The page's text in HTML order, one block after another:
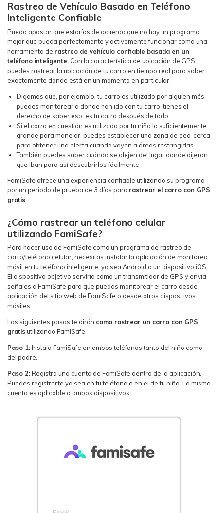
Rastreo de Vehículo Basado en Teléfono
Inteligente Confiable
Puedo apostar que estarías de acuerdo que no hay un programa
mejor que pueda perfectamente y activamente funcionar como una
herramienta de rastreo de vehículo confiable basada en un
teléfono inteligente . Con la característica de ubicación de GPS,
puedes rastrear la ubicación de tu carro en tiempo real para saber
exactamente donde está en un momento en particular.
Digamos que, por ejemplo, tu carro es utilizado por alguien más,
puedes monitorear a donde han ido con tu carro, tienes el
derecho de saber eso, es tu carro después de todo.
Si el carro en cuestión es utilizado por tu niño lo suficientemente
grande para manejar, puedes establecer una zona de geo-cerca
para obtener una alerta cuando vayan a áreas restringidas.
También puedes saber cuándo se alejen del lugar donde dijeron
que iban para así descubrirlos fácilmente.
FamiSafe ofrece una experiencia confiable utilizando su programa
por un periodo de prueba de 3 días para rastrear el carro con GPS
gratis.
¿Cómo rastrear un teléfono celular
utilizando FamiSafe?
Para hacer uso de FamiSafe como un programa de rastreo de
carro/teléfono celular, necesitas instalar la aplicación de monitoreo
móvil en tu teléfono inteligente, ya sea Android o un dispositivo iOS.
El dispositivo objetivo serviría como un transmitidor de GPS y envía
señales a FamiSafe para que puedas monitorear el carro desde
aplicación del sitio web de FamiSafe o desde otros dispositivos
móviles.
Los siguientes pasos te dirán como rastrear un carro con GPS
gratis utilizando FamiSafe.
Paso 1: Instala FamiSafe en ambos teléfonos tanto del niño como
del padre.
Paso 2: Registra una cuenta de FamiSafe dentro de la aplicación.
Puedes registrarte ya sea en tu teléfono o en el de tu niño. La misma
cuenta es aplicable a ambos dispositivos.